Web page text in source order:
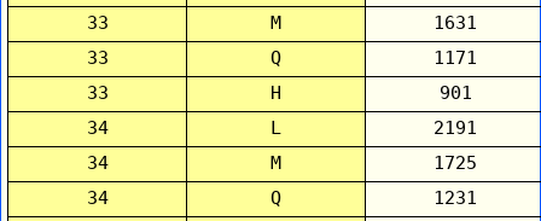
33
M
1631
33
Q
1171
33
H
901
34
L
2191
34
M
1725
34
Q
1231